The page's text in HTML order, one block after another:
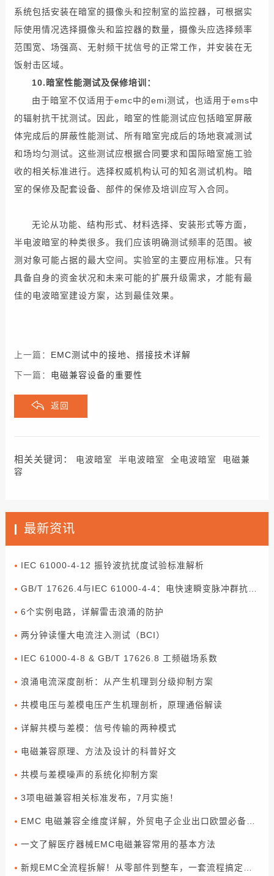
系统包括安装在暗室的摄像头和控制室的监控器，可根据实
际使用情况选择摄像头和监控器的数量， 摄像头应选择频率
范围 宽、 场强高、无射频干扰信号的正常工作，并安装在无
饭射击 区域。
10. 暗室性能测试及保修培训：
由于暗室不仅适用于emc中的emi测试，也适用于ems中
的辐射抗干扰测试。 因此， 暗室的性能测试应包括暗室屏蔽
体完成后的屏蔽性能测试、 所有暗室完成后的场地衰减测试
和场均匀测试。 这些测试应根据合同要求和 国际暗室施工验
收的相关标准进行。 选择权威机构认可的知名 测试机构。
暗
室的保修及配套设备、 部件的保修及培训 应写入合同。
无论从功能、结构形式、材料选择、 安装形式等方面，
半电波暗室的种类很多。 我们 应该明确测试频率的范围。 被
测 对象可能占据的最大空间。 实验室的主要应用标准。
只有
具备自身的资金状况和未来可能的扩展升级需求， 才能有最
佳的电波暗室建设方案， 达到最佳效果。
上一篇： EMC测试中的接地、搭接技术详解
下一篇： 电磁兼容设备的重要性
返回
相关关键词： 电波暗室 半电波暗室 全电波暗室
电磁兼
容
最新资讯
IEC 61000-4-12 振铃波抗扰度试验标准解析
6个实例电路，详解雷击浪涌的防护
两分钟读懂大电流注入测试（BCI）
IEC 61000-4-8 & GB/T 17626.8 工频磁场系数
浪涌电流深度剖析：从产生机理到分级抑制方案
共模电压与差模电压产生机理剖析，原理通俗解读
详解共模与差模：信号传输的两种模式
电磁兼容原理、方法及设计的科普好文
共模与差模噪声的系统化抑制方案
3项电磁兼容相关标准发布，7月实施！
一文了解医疗器械EMC电磁兼容常用的基本方法